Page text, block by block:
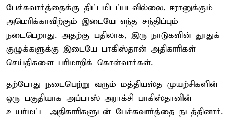
பேச்சுவார்த்தைக்கு திட்டமிடப்படவில்லை. ஈரானுக்கும்
அமெரிக்காவிற்கும் இடையே எந்த சந்திப்பும்
நடைபெறாது. அதற்கு பதிலாக, இரு நாடுகளின் தூதுக்
குழுக்களுக்கு இடையே பாகிஸ்தான் அதிகாரிகள்
செய்திகளை பரிமாறிக் கொள்வார்கள்.
தற்போது நடைபெற்று வரும் மத்தியஸ்த முயற்சிகளின்
ஒரு பகுதியாக அப்பாஸ் அராக்சி பாகிஸ்தானின்
உயர்மட்ட அதிகாரிகளுடன் பேச்சுவார்த்தை நடத்தினார்.